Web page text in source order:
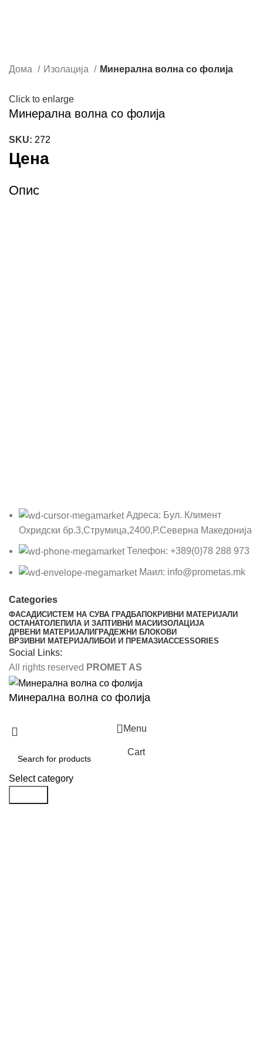
Дома Изолација Минерална волна со фолија
Click to enlarge
Минерална волна со фолија
SKU: 272
Цена
Опис
Адреса: Бул. Климент
Охридски бр.3,Струмица,2400,Р.Северна Македонија
Телефон: +389(0)78 288 973
Маил: info@prometas.mk
Categories
ФАСАДИСИСТЕМ НА СУВА ГРАДБАПОКРИВНИ МАТЕРИЈАЛИ
ОСТАНАТОЛЕПИЛА И ЗАПТИВНИ МАСИ ИЗОЛАЦИЈА
ДРВЕНИ МАТЕРИЈАЛИ ГРАДЕЖНИ БЛОКОВИ
ВРЗИВНИ МАТЕРИЈАЛИ БОИ И ПРЕМАЗИACCESSORIES
Social Links:
All rights reserved PROMET AS
Минерална волна со фолија
Select category
Menu
Cart